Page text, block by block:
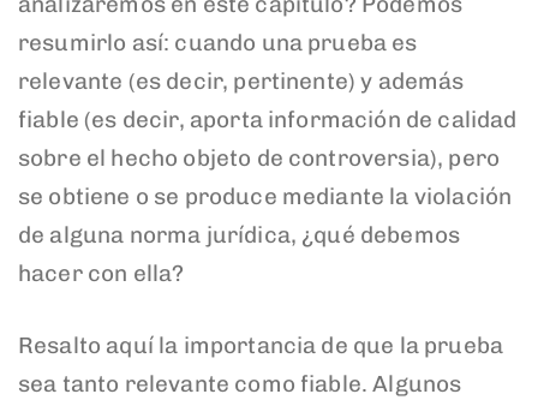
resumirlo así: cuando una prueba es
relevante (es decir, pertinente) y además
fiable (es decir, aporta información de calidad
sobre el hecho objeto de controversia), pero
se obtiene o se produce mediante la violación
de alguna norma jurídica, ¿qué debemos
hacer con ella?
Resalto aquí la importancia de que la prueba
sea tanto relevante como fiable. Algunos